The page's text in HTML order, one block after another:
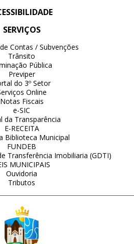
SERVIÇOS
Contas / Subvenções
Trânsito
Pública
Previper
do 3º Setor
Online
Notas Fiscais
e-SIC
da Transparência
E-RECEITA
Biblioteca Municipal
FUNDEB
Transferência Imobiliaria (GDTI)
MUNICIPAIS
Ouvidoria
Tributos